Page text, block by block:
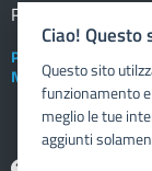
Registro
Posta elettronica
Nuovo sportello
Ciao!
Questo sito
funzionamento
meglio le tue
aggiunti